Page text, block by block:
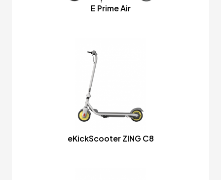
E Prime Air
eKickScooter ZING C8